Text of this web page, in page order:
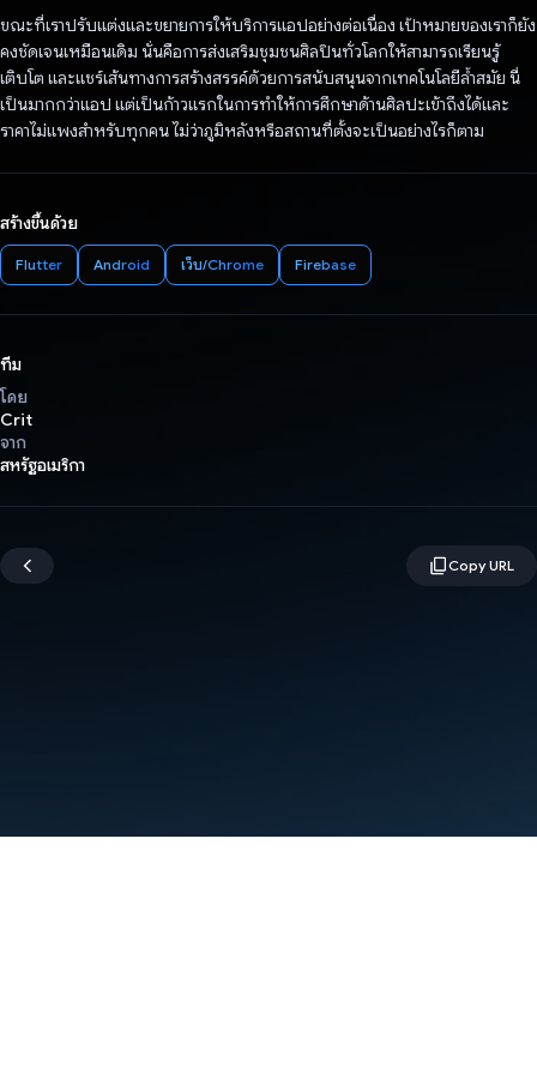
ขณะที่เราปรับแต่งและขยายการให้บริการแอปอย่างต่อเนื่อง เป้าหมายของเราก็ยัง
คงชัดเจนเหมือนเดิม นั่นคือการส่งเสริมชุมชนศิลปินทั่วโลกให้สามารถเรียนรู้
เติบโต และแชร์เส้นทางการสร้างสรรค์ด้วยการสนับสนุนจากเทคโนโลยีล้ำสมัย นี่
เป็นมากกว่าแอป แต่เป็นก้าวแรกในการทำให้การศึกษาด้านศิลปะเข้าถึงได้และ
ราคาไม่แพงสำหรับทุกคน ไม่ว่าภูมิหลังหรือสถานที่ตั้งจะเป็นอย่างไรก็ตาม
สร้างขึ้นด้วย
Flutter Android เว็บ/Chrome Firebase
ทีม
โดย
Crit
จาก
สหรัฐอเมริกา